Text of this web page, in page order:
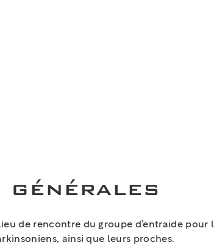
lieu de rencontre du groupe d’entraide
ainsi que leurs proches.